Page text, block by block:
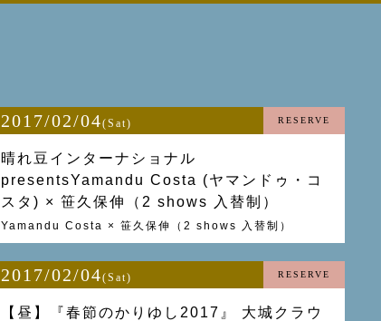
2017/02/04(Sat) RESERVE
晴れ豆インターナショナル
presentsYamandu Costa (ヤマンドゥ・コ
スタ) × 笹久保伸（2 shows 入替制）
Yamandu Costa × 笹久保伸（2 shows 入替制）
2017/02/04(Sat) RESERVE
【昼】『春節のかりゆし2017』 大城クラウ